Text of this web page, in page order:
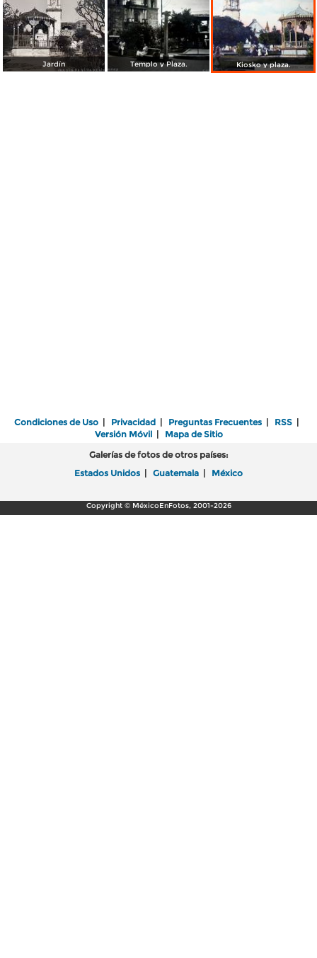
Jardín Templo y Plaza. Kiosko y plaza.
Condiciones de Uso | Privacidad | Preguntas Frecuentes | RSS |
Versión Móvil| Mapa de Sitio
Galerías de fotos de otros países:
Estados Unidos | Guatemala | México
Copyright © MéxicoEnFotos, 2001-2026